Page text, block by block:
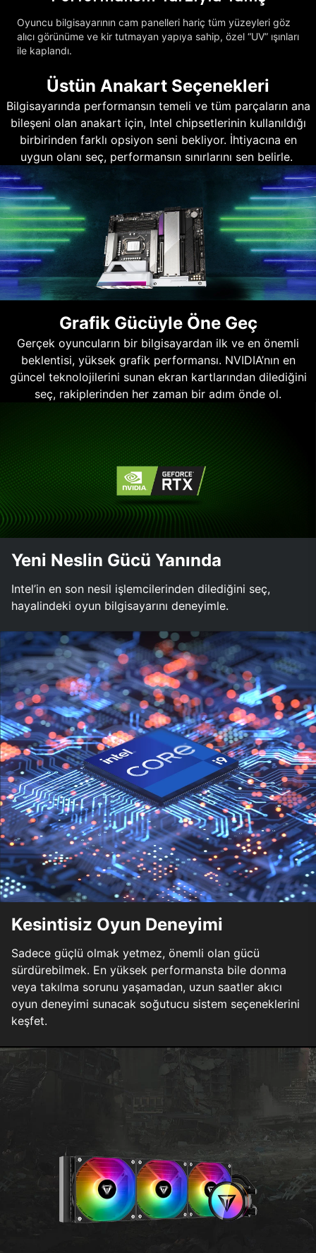
Oyuncu bilgisayarının cam panelleri hariç tüm yüzeyleri göz
alıcı görünüme ve kir tutmayan yapıya sahip, özel “UV” ışınları
ile kaplandı.
Üstün Anakart Seçenekleri
Bilgisayarında performansın temeli ve tüm parçaların ana
bileşeni olan anakart için, Intel chipsetlerinin kullanıldığı
birbirinden farklı opsiyon seni bekliyor. İhtiyacına en
uygun olanı seç, performansın sınırlarını sen belirle.
Grafik Gücüyle Öne Geç
Gerçek oyuncuların bir bilgisayardan ilk ve en önemli
beklentisi, yüksek grafik performansı. NVIDIA’nın en
güncel teknolojilerini sunan ekran kartlarından dilediğini
seç, rakiplerinden her zaman bir adım önde ol.
Yeni Neslin Gücü Yanında
Intel’in en son nesil işlemcilerinden dilediğini seç,
hayalindeki oyun bilgisayarını deneyimle.
Kesintisiz Oyun Deneyimi
Sadece güçlü olmak yetmez, önemli olan gücü
sürdürebilmek. En yüksek performansta bile donma
veya takılma sorunu yaşamadan, uzun saatler akıcı
oyun deneyimi sunacak soğutucu sistem seçeneklerini
keşfet.